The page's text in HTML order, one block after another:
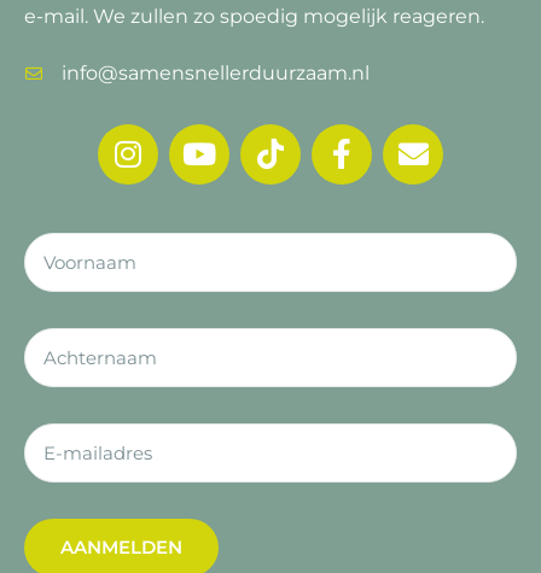
e-mail. We zullen zo spoedig mogelijk reageren.
info@samensnellerduurzaam.nl
AANMELDEN